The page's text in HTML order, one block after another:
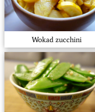
Wokad zucchini